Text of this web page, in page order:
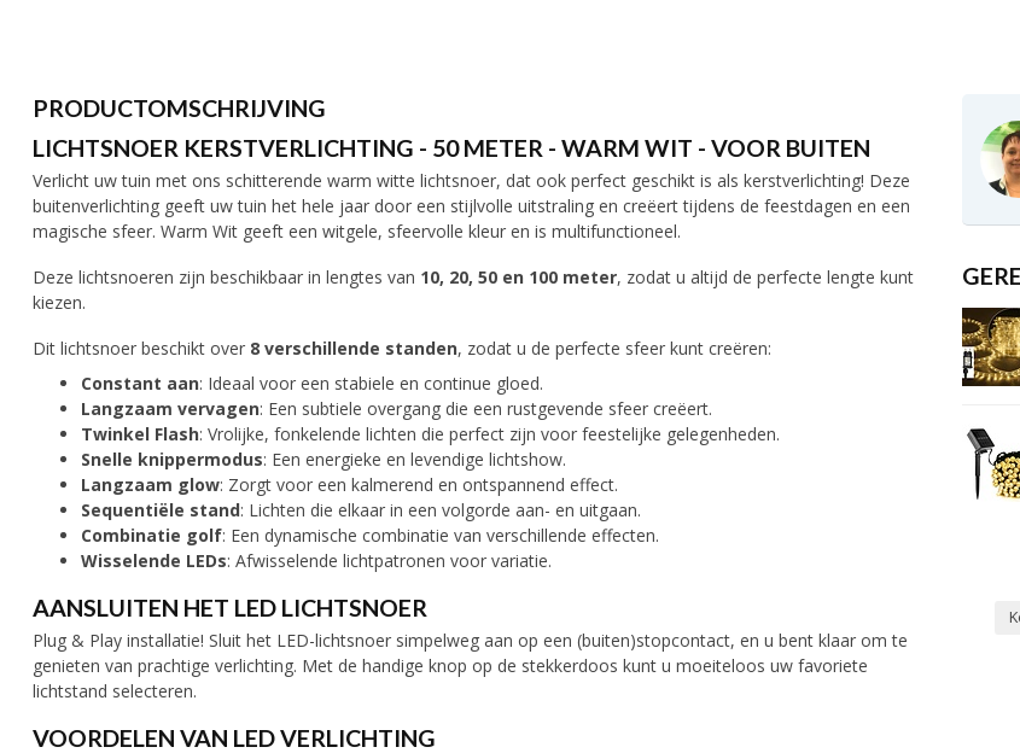
PRODUCTOMSCHRIJVING
LICHTSNOER KERSTVERLICHTING - 50 METER - WARM WIT - VOOR BUITEN
Verlicht uw tuin met ons schitterende warm witte lichtsnoer, dat ook perfect geschikt is als kerstverlichting! Deze
buitenverlichting geeft uw tuin het hele jaar door een stijlvolle uitstraling en creëert tijdens de feestdagen en een
magische sfeer. Warm Wit geeft een witgele, sfeervolle kleur en is multifunctioneel.
Deze lichtsnoeren zijn beschikbaar in lengtes van 10, 20, 50 en 100 meter, zodat u altijd de perfecte lengte kunt
kiezen.
Dit lichtsnoer beschikt over 8 verschillende standen, zodat u de perfecte sfeer kunt creëren:
Constant aan: Ideaal voor een stabiele en continue gloed.
Langzaam vervagen: Een subtiele overgang die een rustgevende sfeer creëert.
Twinkel Flash: Vrolijke, fonkelende lichten die perfect zijn voor feestelijke gelegenheden.
Snelle knippermodus: Een energieke en levendige lichtshow.
Langzaam glow: Zorgt voor een kalmerend en ontspannend effect.
Sequentiële stand: Lichten die elkaar in een volgorde aan- en uitgaan.
Combinatie golf: Een dynamische combinatie van verschillende effecten.
Wisselende LEDs: Afwisselende lichtpatronen voor variatie.
AANSLUITEN HET LED LICHTSNOER
Plug & Play installatie! Sluit het LED-lichtsnoer simpelweg aan op een (buiten)stopcontact, en u bent klaar om te
genieten van prachtige verlichting. Met de handige knop op de stekkerdoos kunt u moeiteloos uw favoriete
lichtstand selecteren.
VOORDELEN VAN LED VERLICHTING